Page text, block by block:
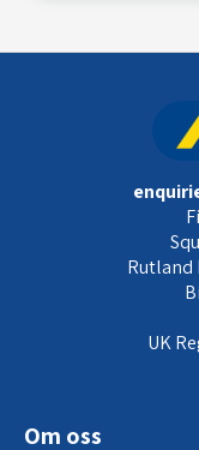
Rutland
UK
Om oss